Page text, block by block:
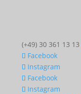
(+49) 30 361 13 13
Facebook
Instagram
Facebook
Instagram